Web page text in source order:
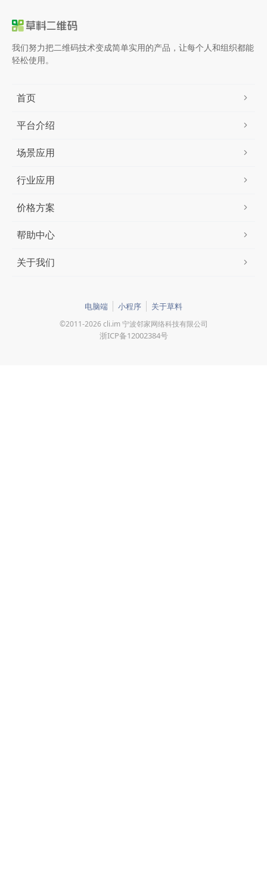
我们努力把二维码技术变成简单实用的产品，让每个人和组织都能
轻松使用。
首页
平台介绍
场景应用
行业应用
价格方案
帮助中心
关于我们
电脑端 小程序 关于草料
©2011-2026 cli.im 宁波邻家网络科技有限公司
浙ICP备12002384号